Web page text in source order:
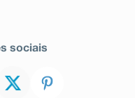
sociais